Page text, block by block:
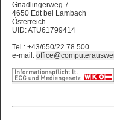
Gnadlingerweg 7
4650 Edt bei Lambach
Österreich
UID: ATU61799414
Tel.: +43/650/22 78 500
e-mail: